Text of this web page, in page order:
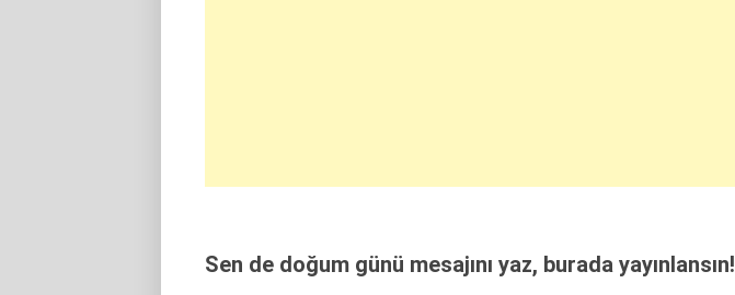
Sen de doğum günü mesajını yaz, burada yayınlansın!